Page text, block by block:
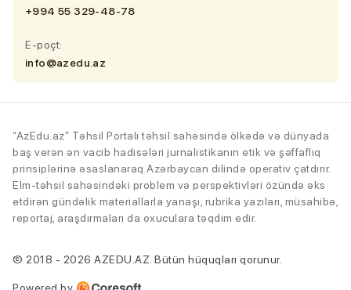
+994 55 329-48-78
E-poçt:
info@azedu.az
“AzEdu.az” Təhsil Portalı təhsil sahəsində ölkədə və dünyada
baş verən ən vacib hadisələri jurnalistikanın etik və şəffaflıq
prinsiplərinə əsaslanaraq Azərbaycan dilində operativ çatdırır.
Elm-təhsil sahəsindəki problem və perspektivləri özündə əks
etdirən gündəlik materiallarla yanaşı, rubrika yazıları, müsahibə,
reportaj, araşdırmaları da oxuculara təqdim edir.
© 2018 - 2026 AZEDU.AZ. Bütün hüquqları qorunur.
Powered by